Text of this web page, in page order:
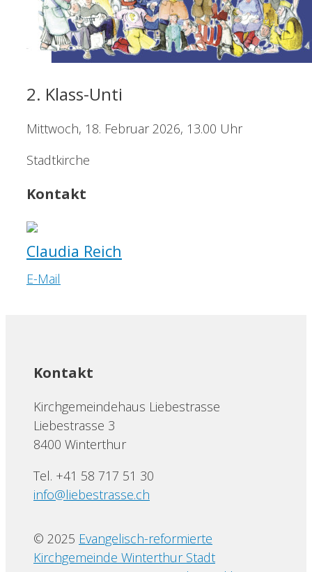
2. Klass-Unti
Mittwoch, 18. Februar 2026, 13.00 Uhr
Stadtkirche
Kontakt
Claudia Reich
E-Mail
Kontakt
Kirchgemeindehaus Liebestrasse
Liebestrasse 3
8400 Winterthur
Tel. +41 58 717 51 30
info@liebestrasse.ch
© 2025 Evangelisch-reformierte
Kirchgemeinde Winterthur Stadt